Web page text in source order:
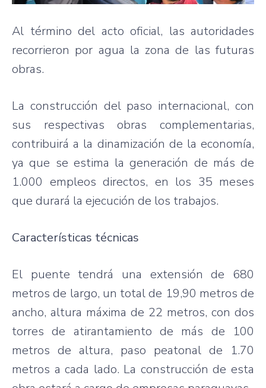
Al término del acto oficial, las autoridades
recorrieron por agua la zona de las futuras
obras.
La construcción del paso internacional, con
sus respectivas obras complementarias,
contribuirá a la dinamización de la economía,
ya que se estima la generación de más de
1.000 empleos directos, en los 35 meses
que durará la ejecución de los trabajos.
Características técnicas
El puente tendrá una extensión de 680
metros de largo, un total de 19,90 metros de
ancho, altura máxima de 22 metros, con dos
torres de atirantamiento de más de 100
metros de altura, paso peatonal de 1.70
metros a cada lado. La construcción de esta